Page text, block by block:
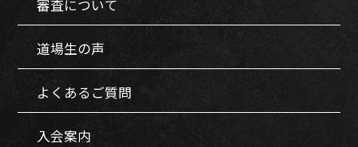
審査について
道場生の声
よくあるご質問
入会案内